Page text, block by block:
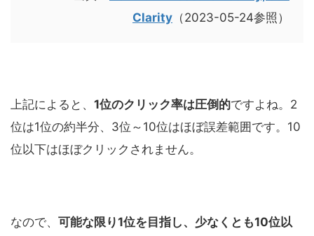
Clarity （2023-05-24参照）
上記によると、 1位のクリック率は圧倒的ですよね。2
位は1位の約半分、3位～10位はほぼ誤差範囲です。10
位以下はほぼクリックされません。
なので、 可能な限り1位を目指し、少なくとも10位以